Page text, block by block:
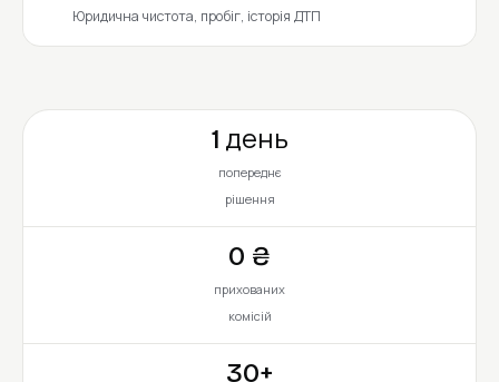
Юридична чистота, пробіг, історія ДТП
1 день
попереднє
рішення
0 ₴
прихованих
комісій
30+